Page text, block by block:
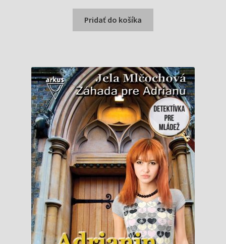
cena
bola:
0,99 €.
cena
je:
0,96 €.
Pridať do košíka